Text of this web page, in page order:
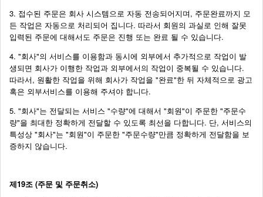
3. 접수된 주문은 회사 시스템으로 자동 전송되어지며, 주문완료까지 모
든 작업은 자동으로 처리되어 집니다. 따라서 회원의 과실로 인해 잘못
입력된 주문에 대해서도 주문은 진행 또는 완료 될 수 있습니다.
4. "회사"의 서비스를 이용함과 동시에 외부에서 추가적으로 작업이 발
생되면 회사가 이행한 작업과 외부에서의 작업이 중복될 수 있습니다.
따라서, 원활한 작업을 위해 회사가 작업을 "완료"한 뒤 자체적으로 광고
혹은 외부서비스를 이용해 주셔야 합니다.
5. "회사"는 전달되는 서비스 "수량"에 대해서 "회원"이 주문한 "주문수
량"을 최대한 정확하게 전달할 수 있도록 최선을 다합니다. 단, 서비스의
특성상 "회사"는 "회원"이 주문한 "주문수량"만큼 정확하게 전달함을 보
증하지 않습니다.
제19조 (주문 및 주문취소)